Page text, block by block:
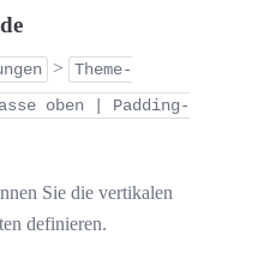
>
Theme-
oben | Padding-
Sie die vertikalen
definieren.